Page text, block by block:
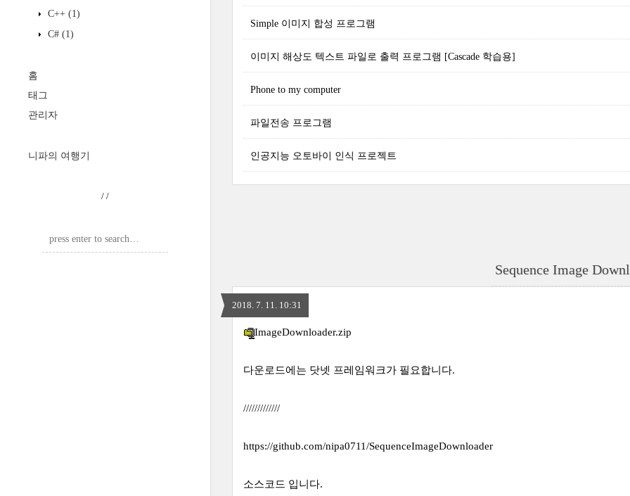
C++ (1)
C# (1)
홈
태그
관리자
니파의 여행기
/ /
Simple 이미지 합성 프로그램
이미지 해상도 텍스트 파일로 출력 프로그램 [Cascade 학습용]
Phone to my computer
파일전송 프로그램
인공지능 오토바이 인식 프로젝트
Sequence Image
2018. 7. 11. 10:31
ImageDownloader.zip
다운로드에는 닷넷 프레임워크가 필요합니다.
/////////////
https://github.com/nipa0711/SequenceImageDownloader
소스코드 입니다.